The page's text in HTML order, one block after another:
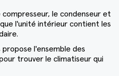
le condenseur et
l'unité intérieur contient les
propose l'ensemble des
trouver le climatiseur qui